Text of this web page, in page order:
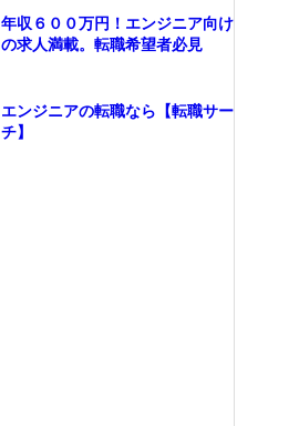
年収６００万円！エンジニア向け
の求人満載。転職希望者必見
エンジニアの転職なら【転職サー
チ】